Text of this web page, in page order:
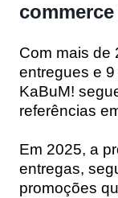
Com mais de
entregues e
KaBuM!
referências
Em 2025, a
entregas,
promoções